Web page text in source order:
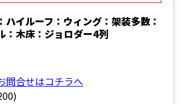
ハイルーフ：ウィング：架装多数：
：木床：ジョロダー4列
合せはコチラへ